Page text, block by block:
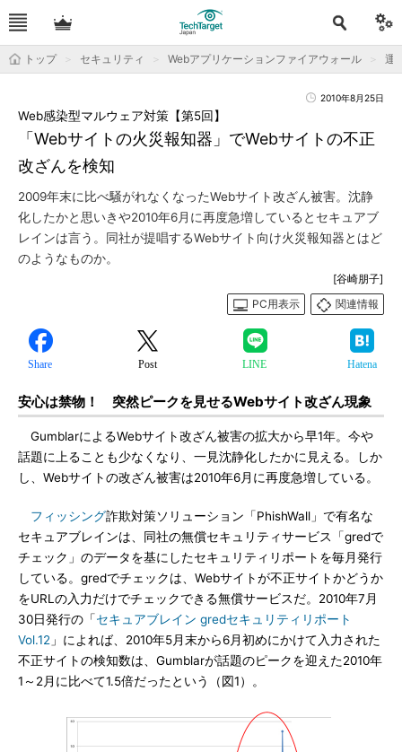
トップ セキュリティ Webアプリケーションファイアウォール 運
2010年8月25日
「Webサイトの火災報知器」でWebサイトの不正
改ざんを検知
Web感染型マルウェア対策【第5回】
2009年末に比べ騒がれなくなったWebサイト改ざん被害。沈静
化したかと思いきや2010年6月に再度急増しているとセキュアブ
レインは言う。同社が提唱するWebサイト向け火災報知器とはど
のようなものか。
[谷崎朋子]
PC用表示
関連情報
Share Post LINE Hatena
安心は禁物！ 突然ピークを見せるWebサイト改ざん現象
GumblarによるWebサイト改ざん被害の拡大から早1年。今や
話題に上ることも少なくなり、一見沈静化したかに見える。しか
し、Webサイトの改ざん被害は2010年6月に再度急増している。
フィッシング詐欺対策ソリューション「PhishWall」で有名な
セキュアブレインは、同社の無償セキュリティサービス「gredで
チェック」のデータを基にしたセキュリティリポートを毎月発行
している。gredでチェックは、Webサイトが不正サイトかどうか
をURLの入力だけでチェックできる無償サービスだ。2010年7月
30日発行の「セキュアブレイン gredセキュリティリポート
Vol.12 」によれば、2010年5月末から6月初めにかけて入力された
不正サイトの検知数は、Gumblarが話題のピークを迎えた2010年
1～2月に比べて1.5倍だったという（図1）。